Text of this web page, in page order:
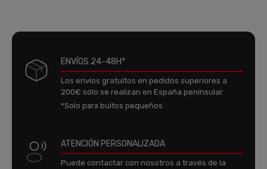
ENVÍOS 24-48H*
Los envíos gratuitos en pedidos superiores a
200€ sólo se realizan en España peninsular
*Solo para bultos pequeños
ATENCIÓN PERSONALIZADA
Puede contactar con nosotros a través de la